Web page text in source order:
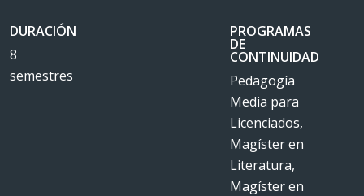
DURACIÓN
8
semestres
PROGRAMAS
DE
CONTINUIDAD
Pedagogía
Media para
Licenciados,
Magíster en
Literatura,
Magíster en